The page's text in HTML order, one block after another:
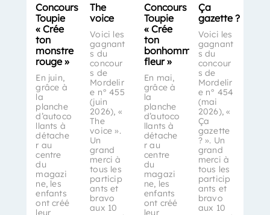
Concours
Toupie
« Crée
ton
monstre
rouge »
En juin,
grâce à
la
planche
d’autoco
llants à
détache
r au
centre
du
magazi
ne, les
enfants
ont créé
leur
The
voice
Voici les
gagnant
s du
concour
s de
Mordelir
e n° 455
(juin
2026), «
The
voice ».
Un
grand
merci à
tous les
particip
ants et
bravo
aux 10
Concours
Toupie
« Crée
ton
bonhomme-
fleur »
En mai,
grâce à
la
planche
d’autoco
llants à
détache
r au
centre
du
magazi
ne, les
enfants
ont créé
leur
Ça
gazette ?
Voici les
gagnant
s du
concour
s de
Mordelir
e n° 454
(mai
2026), «
Ça
gazette
? ». Un
grand
merci à
tous les
particip
ants et
bravo
aux 10